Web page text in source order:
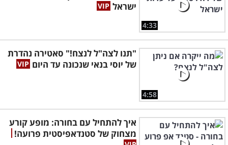
4:33
ישראל
4:58
"תנו לצה"ל לנצח!" סאטירה נהדרת
של יוסי בנאי שנכונה עד היום
איך להתחיל עם בחורה: מופע קורע
מצחוק של סטנדאפיסטית פרועה!